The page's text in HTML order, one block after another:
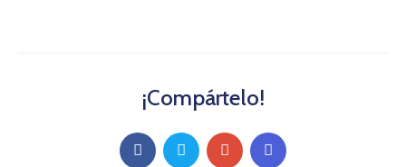
¡Compártelo!